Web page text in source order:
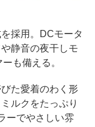
採用。DCモータ
静音の夜干しモ
も備える。
た愛着のわく形
ルクをたっぷり
ーでやさしい雰